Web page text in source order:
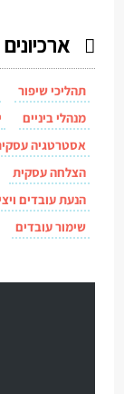
תהליכי שיפור
מנהלי ביניים
אסטרטגיה
הצלחה עסקית
הנעת עובדים
שימור עובדים